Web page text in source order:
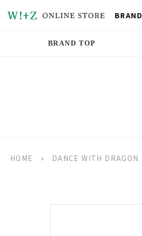
BRAND
BRAND TOP
HOME » DANCE WITH DRAGON